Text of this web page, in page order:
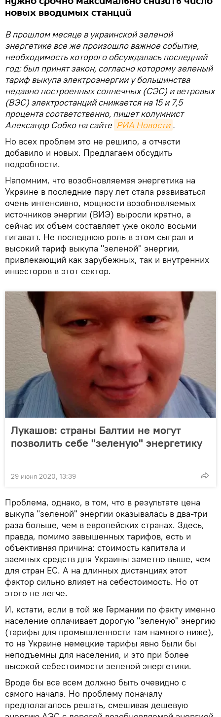
новых вводимых станций
В прошлом месяце в украинской зеленой
энергетике все же произошло важное событие,
необходимость которого обсуждалась последний
год: был принят закон, согласно которому зеленый
тариф выкупа электроэнергии у большинства
недавно построенных солнечных (СЭС) и ветровых
(ВЭС) электростанций снижается на 15 и 7,5
процента соответственно, пишет колумнист
Александр Собко на сайте РИА Новости .
Но всех проблем это не решило, а отчасти
добавило и новых. Предлагаем обсудить
подробности.
Напомним, что возобновляемая энергетика на
Украине в последние пару лет стала развиваться
очень интенсивно, мощности возобновляемых
источников энергии (ВИЭ) выросли кратно, а
сейчас их объем составляет уже около восьми
гигаватт. Не последнюю роль в этом сыграл и
высокий тариф выкупа "зеленой" энергии,
привлекающий как зарубежных, так и внутренних
инвесторов в этот сектор.
Лукашов: страны Балтии не могут
позволить себе "зеленую" энергетику
29 июня 2020, 13:39
Проблема, однако, в том, что в результате цена
выкупа "зеленой" энергии оказывалась в два-три
раза больше, чем в европейских странах. Здесь,
правда, помимо завышенных тарифов, есть и
объективная причина: стоимость капитала и
заемных средств для Украины заметно выше, чем
для стран ЕС. А на длинных дистанциях этот
фактор сильно влияет на себестоимость. Но от
этого не легче.
И, кстати, если в той же Германии по факту именно
население оплачивает дорогую "зеленую" энергию
(тарифы для промышленности там намного ниже),
то на Украине немецкие тарифы явно были бы
неподъемны для населения, и это при более
высокой себестоимости зеленой энергетики.
Вроде бы все всем должно быть очевидно с
самого начала. Но проблему поначалу
предполагалось решать, смешивая дешевую